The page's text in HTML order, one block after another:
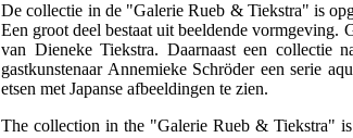
De collectie in de "Galerie Rueb & Tiekstra" is
Een groot deel bestaat uit beeldende vormgeving.
van Dieneke Tiekstra. Daarnaast een collectie
gastkunstenaar Annemieke Schröder een serie
etsen met Japanse afbeeldingen te zien.
The collection in the "Galerie Rueb & Tiekstra"